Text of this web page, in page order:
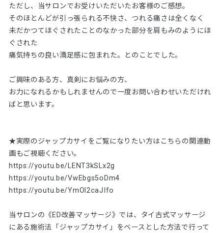
ただし、当サロンでお受けいただいたお客様のご感想。
そのほとんどが引っ張られる不快さ、つれる痛さは全くなく
未だかつてほぐされたことのなかった部分を肩もみのようにほ
ぐされた
痛気持ちの良い満足感に包まれた。とのことでした。
ご興味のある方、真剣にお悩みの方、
お力になれるかもしれませんので一度お問い合わせいただけれ
ばと思います。
★実際のジャップカサイをご覧になりたい方はこちらの関連動
画もご視聴ください。
https://youtu.be/LENT3kSLx2g
https://youtu.be/VwEbgs5oDm4
https://youtu.be/YmOl2caJIfo
当サロンの《ED改善マッサージ》では、タイ古式マッサージ
にある施術法「ジャップカサイ」をベースとした方法で行って